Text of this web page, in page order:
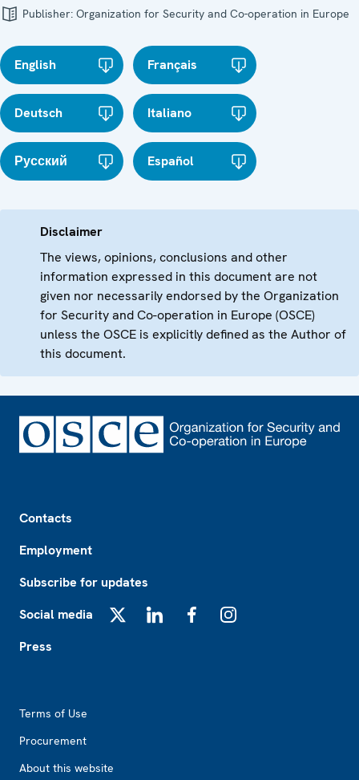
Publisher: Organization for Security and Co-operation in Europe
English Français
Deutsch Italiano
Русский Español
Disclaimer
The views, opinions, conclusions and other
information expressed in this document are not
given nor necessarily endorsed by the Organization
for Security and Co-operation in Europe (OSCE)
unless the OSCE is explicitly defined as the Author of
this document.
Contacts
Employment
Subscribe for updates
Social media
Press
Terms of Use
Procurement
About this website